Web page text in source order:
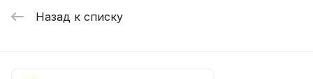
Назад к списку